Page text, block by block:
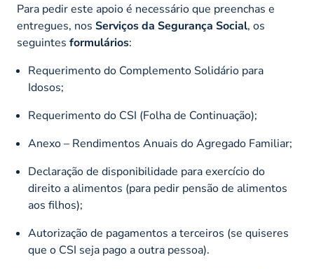
Para pedir este apoio é necessário que preenchas e
entregues, nos Serviços da Segurança Social, os
seguintes formulários:
Requerimento do Complemento Solidário para
Idosos;
Requerimento do CSI (Folha de Continuação);
Anexo – Rendimentos Anuais do Agregado Familiar;
Declaração de disponibilidade para exercício do
direito a alimentos (para pedir pensão de alimentos
aos filhos);
Autorização de pagamentos a terceiros (se quiseres
que o CSI seja pago a outra pessoa).